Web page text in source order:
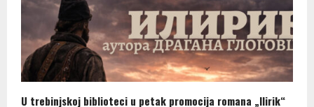
U trebinjskoj biblioteci u petak promocija romana „Ilirik“